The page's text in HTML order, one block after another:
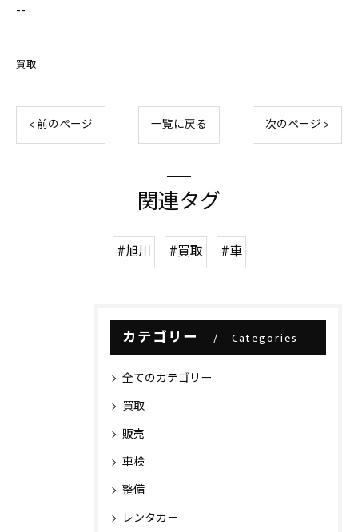
--
買取
< 前のページ 一覧に戻る 次のページ >
関連タグ
#旭川 #買取 #車
カテゴリー Categories
全てのカテゴリー
買取
販売
車検
整備
レンタカー